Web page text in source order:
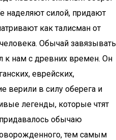
наделяют силой, придают
как талисман от
Обычай завязывать
к нам с древних времен. Он
еврейских,
верили в силу оберега и
легенды, которые чтят
обычаю
тем самым